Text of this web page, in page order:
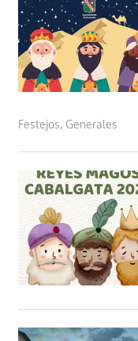
Festejos, Generales